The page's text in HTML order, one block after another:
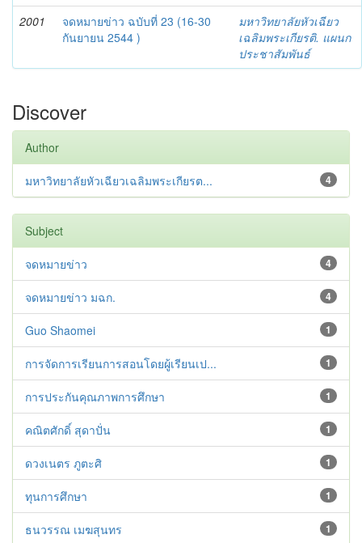
2001
จดหมายข่าว ฉบับที่ 23 (16-30
กันยายน 2544 )
มหาวิทยาลัยหัวเฉียว
เฉลิมพระเกียรติ. แผนก
ประชาสัมพันธ์
Discover
Author
4
มหาวิทยาลัยหัวเฉียวเฉลิมพระเกียรต...
Subject
4
จดหมายข่าว
4
จดหมายข่าว มฉก.
1
Guo Shaomei
1
การจัดการเรียนการสอนโดยผู้เรียนเป...
1
การประกันคุณภาพการศึกษา
1
คณิตศักดิ์ สุดาปั่น
1
ดวงเนตร ภูตะศิ
1
ทุนการศึกษา
1
ธนวรรณ เมฆสุนทร